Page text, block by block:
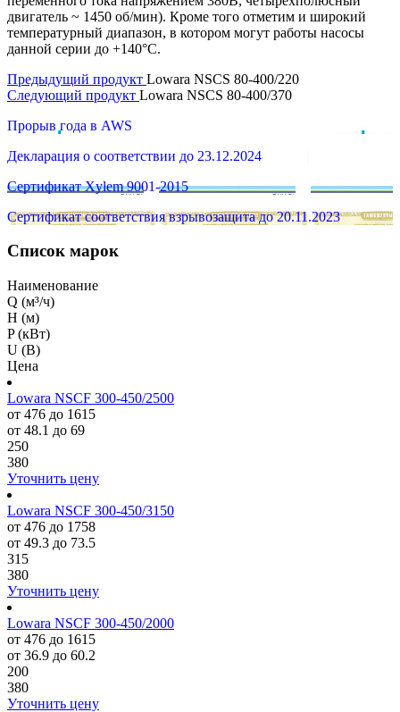
двигатель ~ 1450 об/мин). Кроме того отметим и широкий
температурный диапазон, в котором могут работы насосы
данной серии до +140°C.
Предыдущий продукт Lowara NSCS 80-400/220
Следующий продукт Lowara NSCS 80-400/370
Прорыв года в AWS
Декларация о соответствии до 23.12.2024
Сертификат Xylem 9001-2015
Сертификат соответствия взрывозащита до 20.11.2023
Список марок
Наименование
Q (м³/ч)
H (м)
P (кВт)
U (В)
Цена
Lowara NSCF 300-450/2500
от 476 до 1615
от 48.1 до 69
250
380
Уточнить цену
Lowara NSCF 300-450/3150
от 476 до 1758
от 49.3 до 73.5
315
380
Уточнить цену
Lowara NSCF 300-450/2000
от 476 до 1615
от 36.9 до 60.2
200
380
Уточнить цену